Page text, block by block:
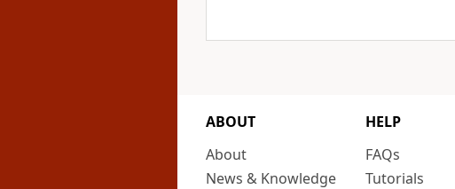
ABOUT
About
News & Knowledge
HELP
FAQs
Tutorials